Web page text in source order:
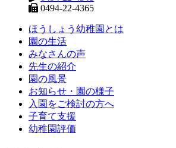
0494-22-4365
ほうしょう幼稚園とは
園の生活
みなさんの声
先生の紹介
園の風景
お知らせ・園の様子
入園をご検討の方へ
子育て支援
幼稚園評価